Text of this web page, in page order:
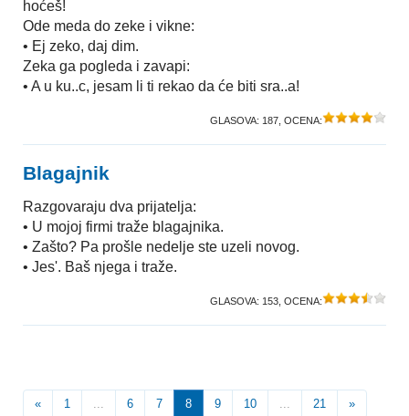
hoćeš!
Ode meda do zeke i vikne:
• Ej zeko, daj dim.
Zeka ga pogleda i zavapi:
• A u ku..c, jesam li ti rekao da će biti sra..a!
GLASOVA: 187 , OCENA:
Blagajnik
Razgovaraju dva prijatelja:
• U mojoj firmi traže blagajnika.
• Zašto? Pa prošle nedelje ste uzeli novog.
• Jes'. Baš njega i traže.
GLASOVA: 153 , OCENA:
« 1 ... 6 7 8 9 10 ... 21 »